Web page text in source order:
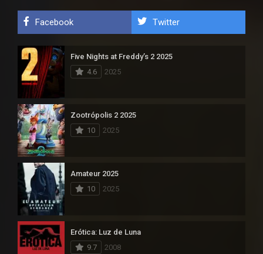
Facebook Twitter
Five Nights at Freddy’s 2 2025
4.6
2025
Zootrópolis 2 2025
10
2025
Amateur 2025
10
2025
Erótica: Luz de Luna
9.7
2008